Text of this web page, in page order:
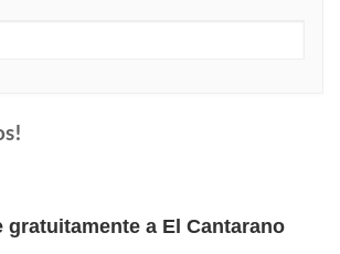
gratuitamente a El Cantarano